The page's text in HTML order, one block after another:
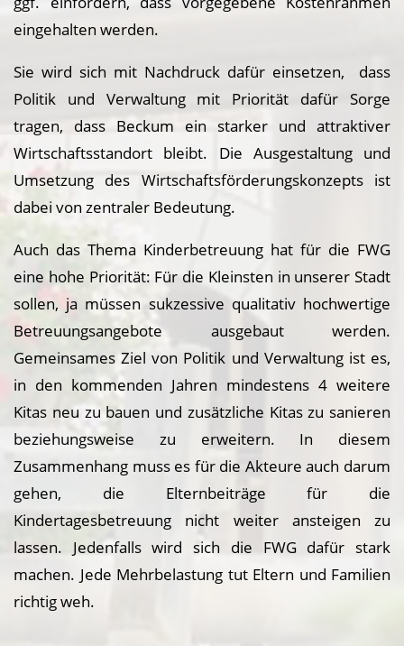
eingehalten werden.
Sie wird sich mit Nachdruck dafür einsetzen, dass
Politik und Verwaltung mit Priorität dafür Sorge
tragen, dass Beckum ein starker und attraktiver
Wirtschaftsstandort bleibt. Die Ausgestaltung und
Umsetzung des Wirtschaftsförderungskonzepts ist
dabei von zentraler Bedeutung.
Auch das Thema Kinderbetreuung hat für die FWG
eine hohe Priorität: Für die Kleinsten in unserer Stadt
sollen, ja müssen sukzessive qualitativ hochwertige
Betreuungsangebote ausgebaut werden.
Gemeinsames Ziel von Politik und Verwaltung ist es,
in den kommenden Jahren mindestens 4 weitere
Kitas neu zu bauen und zusätzliche Kitas zu sanieren
beziehungsweise zu erweitern. In diesem
Zusammenhang muss es für die Akteure auch darum
gehen, die Elternbeiträge für die
Kindertagesbetreuung nicht weiter ansteigen zu
lassen. Jedenfalls wird sich die FWG dafür stark
machen. Jede Mehrbelastung tut Eltern und Familien
richtig weh.